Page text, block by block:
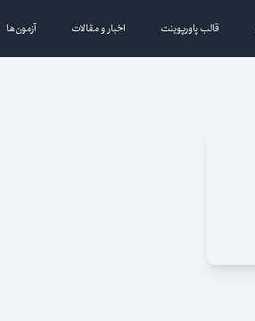
قالب پاورپوینت اخبار و مقالات آزمون‌ها